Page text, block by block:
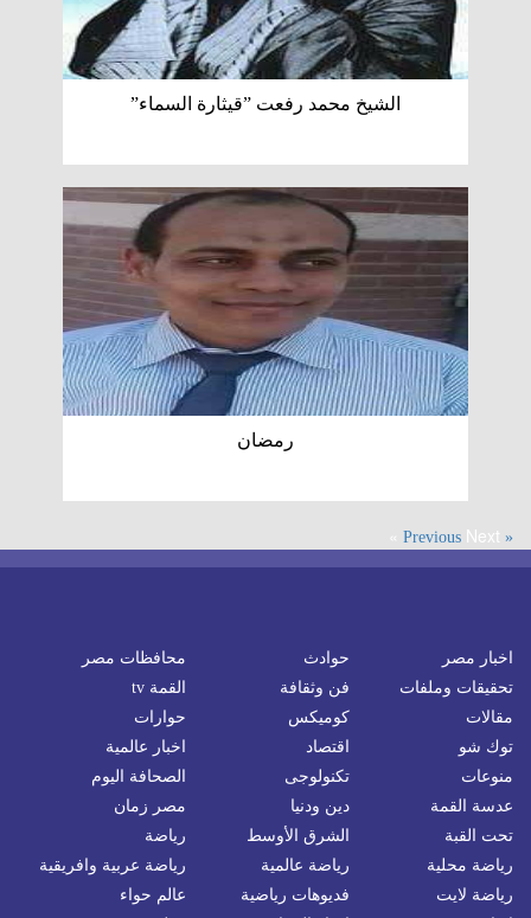
الشيخ محمد رفعت ”قيثارة السماء”
رمضان
« Previous
Next »
اخبار مصر حوادث
محافظات مصر
تحقيقات وملفات
فن وثقافة
القمة tv
مقالات
كوميكس
حوارات
توك شو
اقتصاد
اخبار عالمية
منوعات
تكنولوجى
الصحافة اليوم
عدسة القمة
دين ودنيا
مصر زمان
تحت القبة
الشرق الأوسط
رياضة
رياضة محلية
رياضة عالمية
رياضة عربية وافريقية
رياضة لايت
فديوهات رياضية
عالم حواء